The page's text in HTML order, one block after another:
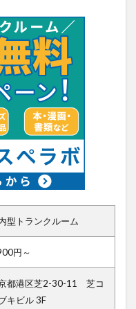
型トランクルーム
円～
都港区芝2-30-11 芝コ
キビル 3F